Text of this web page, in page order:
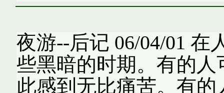
夜游--后记 06/04/01 在
些黑暗的时期。有的
此感到无比痛苦。有